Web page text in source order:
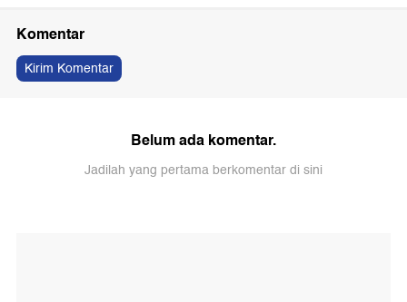
Komentar
Kirim Komentar
Belum ada komentar.
Jadilah yang pertama berkomentar di sini